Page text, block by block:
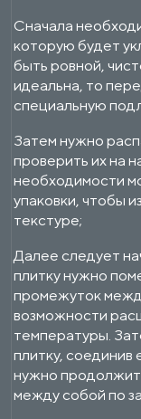
Сначала
которую будет
быть ровной,
идеальна, то
специальную
Затем нужно
проверить их на
необходимости
упаковки, чтобы
текстуре;
Далее следует
плитку нужно
промежуток
возможности
температуры.
плитку, соединив
нужно
между собой по